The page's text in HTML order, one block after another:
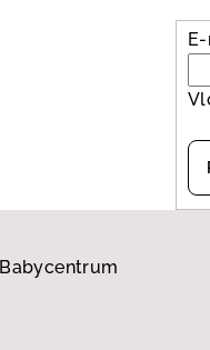
Babycentrum